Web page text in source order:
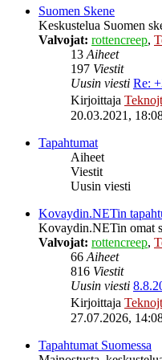
Suomen Skene
Keskustelua Suomen
Valvojat: rottencreep,
13Aiheet
197 Viestit
Uusin viesti Re:
Kirjoittaja
20.03.2021,
Tapahtumat
Aiheet
Viestit
Uusin viesti
Kovaydin.NETin
Kovaydin.NETin omat
Valvojat: rottencreep,
66Aiheet
816 Viestit
Uusin viesti
Kirjoittaja
27.07.2026,
Tapahtumat Suomessa